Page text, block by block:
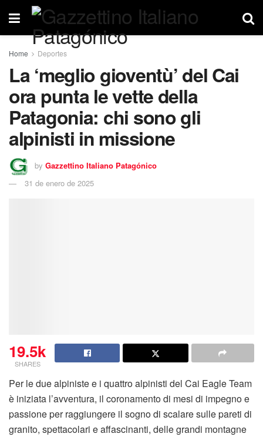
Home Deportes
La ‘meglio gioventù’ del Cai
ora punta le vette della
Patagonia: chi sono gli
alpinisti in missione
by Gazzettino Italiano Patagónico
31 de enero de 2025
19.5k
SHARES
Per le due alpiniste e i quattro alpinisti del Cai Eagle Team
è iniziata l’avventura, il coronamento di mesi di impegno e
passione per raggiungere il sogno di scalare sulle pareti di
granito, spettacolari e affascinanti, delle grandi montagne